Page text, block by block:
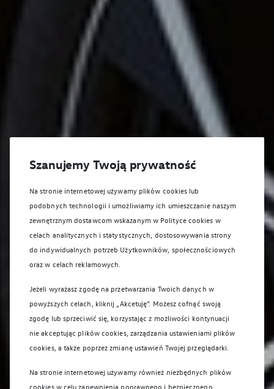
Szanujemy Twoją prywatność
Na stronie internetowej używamy plików cookies lub
podobnych technologii i umożliwiamy ich umieszczanie naszym
zewnętrznym dostawcom wskazanym w Polityce cookies w
celach analitycznych i statystycznych, dostosowywania strony
do indywidualnych potrzeb Użytkowników, społecznościowych
oraz w celach reklamowych.
Jeżeli wyrażasz zgodę na przetwarzania Twoich danych w
powyższych celach, kliknij „Akcetuję”. Możesz cofnąć swoją
zgodę lub sprzeciwić się, korzystając z możliwości kontynuacji
nie akceptując plików cookies, zarządzania ustawieniami plików
cookies, a także poprzez zmianę ustawień Twojej przeglądarki.
Na stronie internetowej używamy również niezbędnych plików
cookies w celu zapewnienia poprawnego i bezpiecznego